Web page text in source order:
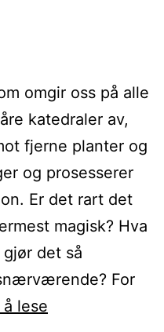
omgir oss på alle
katedraler av,
fjerne planter og
og prosesserer
Er det rart det
magisk? Hva
det så
For
lese